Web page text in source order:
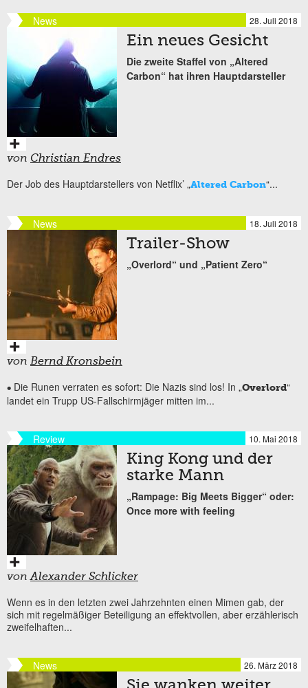
News 28. Juli 2018
Ein neues Gesicht
Die zweite Staffel von „Altered
Carbon“ hat ihren Hauptdarsteller
von Christian Endres
Der Job des Hauptdarstellers von Netflix’ „Altered Carbon“...
News 18. Juli 2018
Trailer-Show
„Overlord“ und „Patient Zero“
von Bernd Kronsbein
• Die Runen verraten es sofort: Die Nazis sind los! In „Overlord“
landet ein Trupp US-Fallschirmjäger mitten im...
Review 10. Mai 2018
King Kong und der
starke Mann
„Rampage: Big Meets Bigger“ oder:
Once more with feeling
vonAlexander Schlicker
Wenn es in den letzten zwei Jahrzehnten einen Mimen gab, der
sich mit regelmäßiger Beteiligung an effektvollen, aber erzählerisch
zweifelhaften...
News 26. März 2018